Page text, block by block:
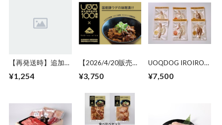
【再発送時】追加送
根県、岡山県、広島
¥1,254
【2026/4/20販売開
噌漬け
¥3,750
UOQDOG IROIRO
¥7,500